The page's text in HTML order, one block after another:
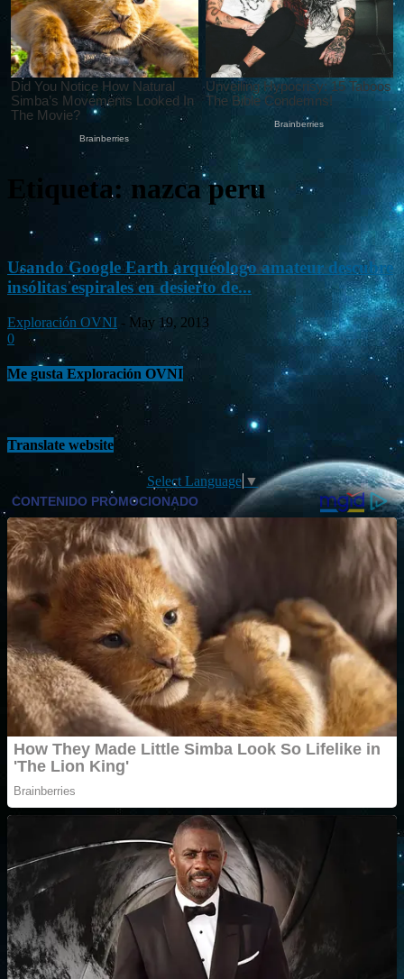
Etiqueta: nazca peru
Usando Google Earth arquéologo amateur descubre
insólitas espirales en desierto de...
Exploración OVNI - May 19, 2013
0
Me gusta Exploración OVNI
Translate website
Select Language ▼